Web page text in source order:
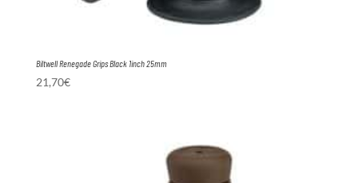
Biltwell Renegade Grips Black 1inch 25mm
21,70€